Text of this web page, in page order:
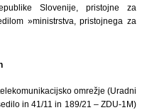
Slovenije, pristojne za
»ministrstva, pristojnega za
omrežje (Uradni
in 41/11 in 189/21 – ZDU-1M)